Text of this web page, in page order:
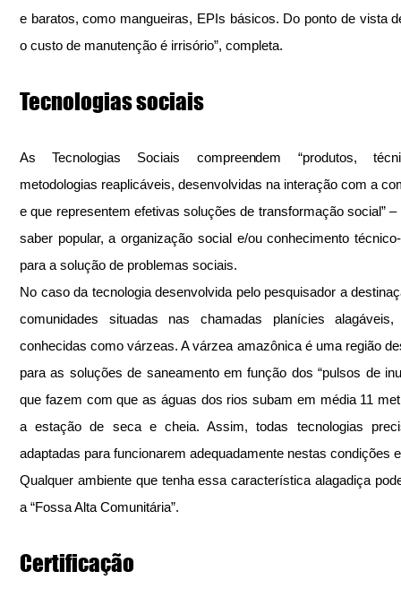
e baratos, como mangueiras, EPIs básicos. Do ponto de vista
o custo de manutenção é irrisório”, completa.
Tecnologias sociais
As Tecnologias Sociais compreendem “produtos,
metodologias reaplicáveis, desenvolvidas na interação com a
e que representem efetivas soluções de transformação social” –
saber popular, a organização social e/ou conhecimento
para a solução de problemas sociais.
No caso da tecnologia desenvolvida pelo pesquisador a
comunidades situadas nas chamadas planícies alagáveis,
conhecidas como várzeas. A várzea amazônica é uma região
para as soluções de saneamento em função dos “pulsos de
que fazem com que as águas dos rios subam em média 11
a estação de seca e cheia. Assim, todas tecnologias
adaptadas para funcionarem adequadamente nestas condições
Qualquer ambiente que tenha essa característica alagadiça
a “Fossa Alta Comunitária”.
Certificação